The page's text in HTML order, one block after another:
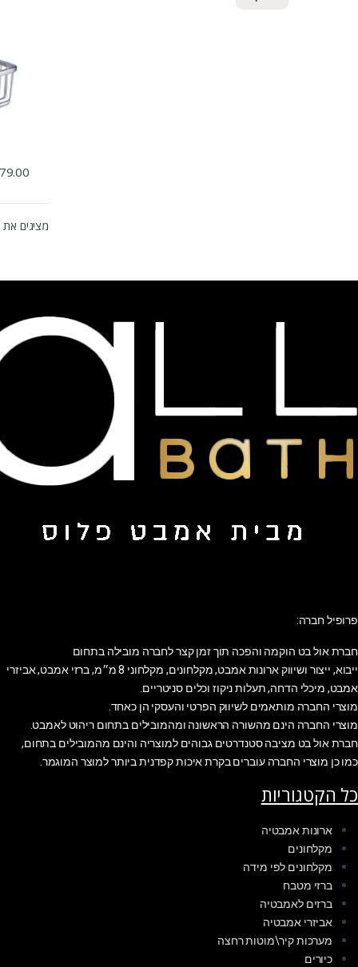
מציגים את כל ⁦9⁩
פרופיל חברה:
חברת אול בט הוקמה והפכה תוך זמן קצר לחברה מובילה בתחום
ייבוא, ייצור ושיווק ארונות אמבט, מקלחונים, מקלחוני 8 מ״מ, ברזי אמבט, אביזרי
אמבט, מיכלי הדחה, תעלות ניקוז וכלים סניטריים.
מוצרי החברה מותאמים לשיווק הפרטי והעסקי הן כאחד.
מוצרי החברה הינם מהשורה הראשונה ומהמובילים בתחום ריהוט לאמבט.
חברת אול בט מציבה סטנדרטים גבוהים למוצריה והינם מהמובילים בתחום,
כמו כן מוצרי החברה עוברים בקרת איכות קפדנית ביותר למוצר המוגמר.
כל הקטגוריות
ארונות אמבטיה
מקלחונים
מקלחונים לפי מידה
ברזי מטבח
ברזים לאמבטיה
אביזרי אמבטיה
מערכות קיר\מוטות רחצה
כיורים